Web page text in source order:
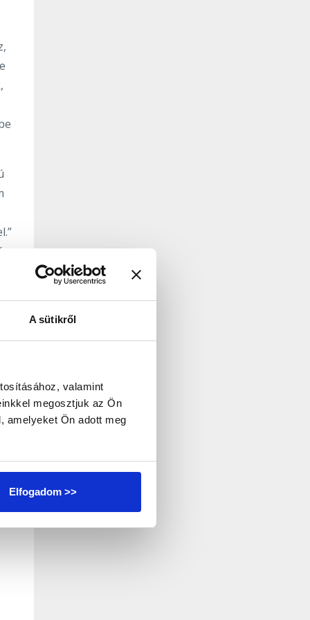
A sütikről
valamint
megosztjuk az Ön
amelyeket Ön adott meg
Elfogadom >>